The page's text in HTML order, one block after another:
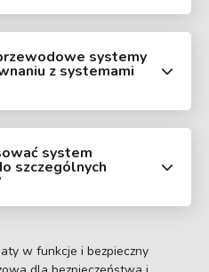
systemy
z systemami
system
szczególnych
w funkcje i bezpieczny